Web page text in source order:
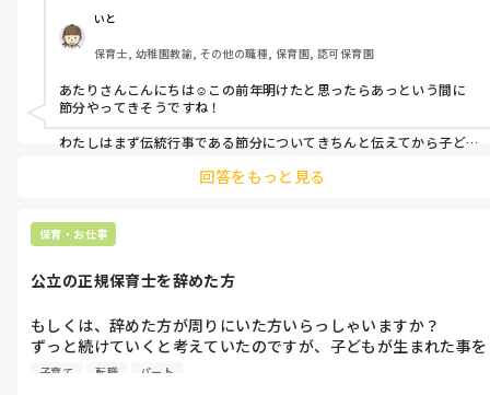
いと
保育士, 幼稚園教諭, その他の職種, 保育園, 認可保育園
あたりさんこんにちは☺️この前年明けたと思ったらあっという間に
節分やってきそうですね！
わたしはまず伝統行事である節分についてきちんと伝えてから子ど
び、うたなどに繋げていくようにしています！
つけたい鬼がちがうため作る前に自分のなかの鬼について考える時
間をもつようにしています！）や豆まき用の豆入れなどを自分で手
分のなかの鬼をイメージしやすいように絵本「おなかのなかにおに
わたしの園では目に見えない悪いものの象徴が鬼であることから鬼
は登場せずに悪いものをイメージして豆まきをしています。幼児さん
にはただ豆まきをする、恵方巻きや鰯を食べるだけにならないよう
回答をもっと見る
保育・お仕事
公立の正規保育士を辞めた方
もしくは、辞めた方が周りにいた方いらっしゃいますか？
ずっと続けていくと考えていたのですが、子どもが生まれた事を
きっかけに色々と悩むようになりました。
子育て 転職 パート